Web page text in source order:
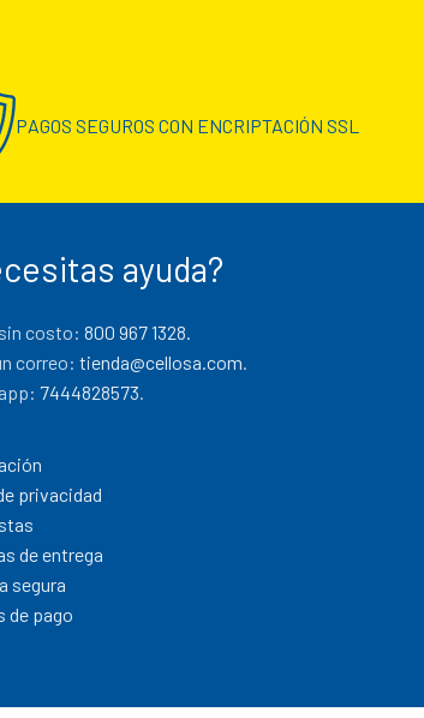
PAGOS SEGUROS CON ENCRIPTACIÓN SSL
ayuda?
costo:800 967 1328.
correo:tienda@cellosa.com
7444828573
privacidad
de entrega
segura
de pago